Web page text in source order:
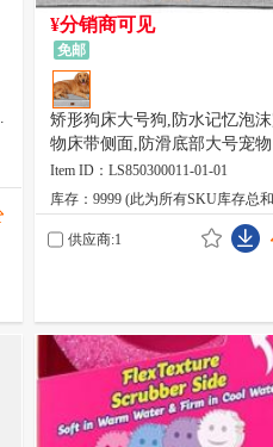
¥分销商可见
免邮
矫形狗床大号狗,防水记忆泡
物床带侧面,防滑底部大号宠物
床,带可洗可拆卸枕套,灰色
Item ID：LS850300011-01-01
库存：9999 (此为所有SKU库存总
供应商:1